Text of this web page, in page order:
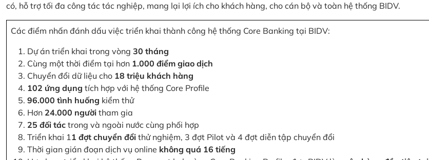
có, hỗ trợ tối đa công tác tác nghiệp, mang lại lợi ích cho khách hàng, cho cán bộ và toàn hệ thống BIDV.
Các điểm nhấn đánh dấu việc triển khai thành công hệ thống Core Banking tại BIDV:
Dự án triển khai trong vòng 30 tháng
Cùng một thời điểm tại hơn 1.000 điểm giao dịch
Chuyển đổi dữ liệu cho 18 triệu khách hàng
102 ứng dụng tích hợp với hệ thống Core Profile
96.000 tình huống kiểm thử
Hơn 24.000 người tham gia
25 đối tác trong và ngoài nước cùng phối hợp
Triển khai 11 đợt chuyển đổi thử nghiệm, 3 đợt Pilot và 4 đợt diễn tập chuyển đổi
Thời gian gián đoạn dịch vụ online không quá 16 tiếng